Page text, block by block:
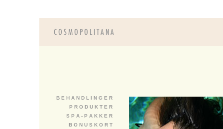
B E H A N D L I N G E R
P R O D U K T E R
S P A - P A K K E R
B O N U S K O R T